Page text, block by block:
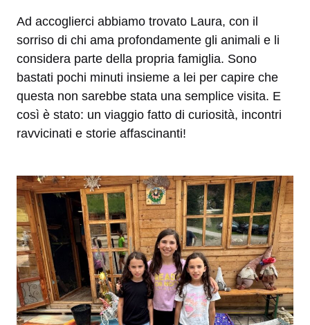
Ad accoglierci abbiamo trovato Laura, con il
sorriso di chi ama profondamente gli animali e li
considera parte della propria famiglia. Sono
bastati pochi minuti insieme a lei per capire che
questa non sarebbe stata una semplice visita. E
così è stato: un viaggio fatto di curiosità, incontri
ravvicinati e storie affascinanti!